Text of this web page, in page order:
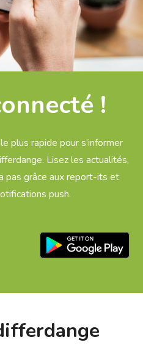
!
plus rapide pour s’informer
Lisez les actualités,
pas grâce aux report-its et
push.
l'App Store Téléchargez